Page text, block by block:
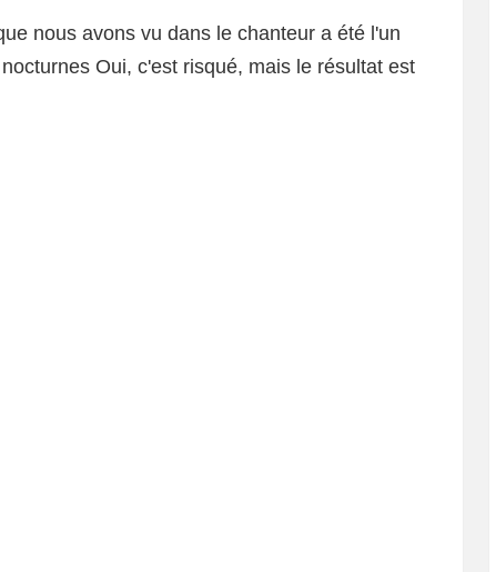
nous avons vu dans le chanteur a été l'un
Oui, c'est risqué, mais le résultat est